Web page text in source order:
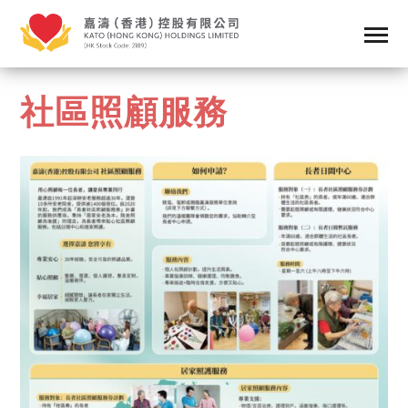
社區照顧服務